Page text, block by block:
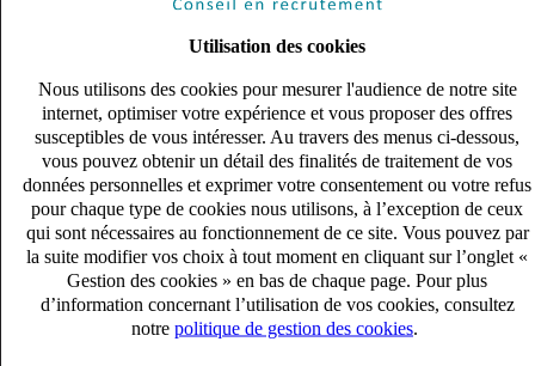
Utilisation des cookies
Nous utilisons des cookies pour mesurer l'audience de notre site
internet, optimiser votre expérience et vous proposer des offres
susceptibles de vous intéresser. Au travers des menus ci-dessous,
vous pouvez obtenir un détail des finalités de traitement de vos
données personnelles et exprimer votre consentement ou votre refus
pour chaque type de cookies nous utilisons, à l’exception de ceux
qui sont nécessaires au fonctionnement de ce site. Vous pouvez par
la suite modifier vos choix à tout moment en cliquant sur l’onglet «
Gestion des cookies » en bas de chaque page. Pour plus
d’information concernant l’utilisation de vos cookies, consultez
notre politique de gestion des cookies
s'adapter à vos besoin en recrutement
10 univers
connaître votre secteur et ses enjeux
12 bureaux en France
proximité avec nos clients et nos talents
6 solutions
s'adapter à vos besoin en recrutement
10 univers
connaître votre secteur et ses enjeux